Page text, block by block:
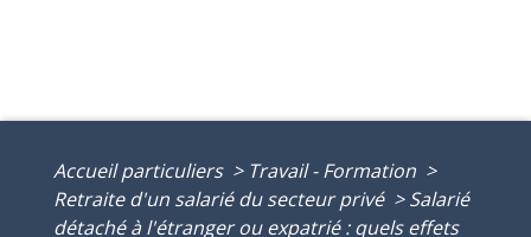
Accueil particuliers > Travail - Formation >
Retraite d'un salarié du secteur privé > Salarié
détaché à l'étranger ou expatrié : quels effets